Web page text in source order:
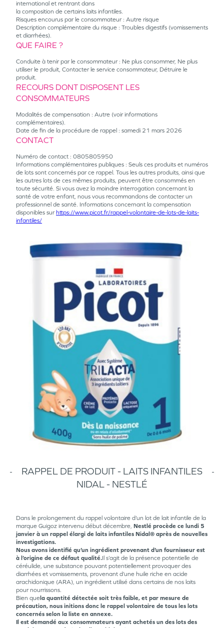
international et rentrant dans
la composition de certains laits infantiles.
Risques encourus par le consommateur : Autre risque
Description complémentaire du risque : Troubles digestifs (vomissements
et diarrhées).
QUE FAIRE ?
Conduite à tenir par le consommateur : Ne plus consommer, Ne plus
utiliser le produit, Contacter le service consommateur, Détruire le
produit.
RECOURS DONT DISPOSENT LES
CONSOMMATEURS
Modalités de compensation : Autre (voir informations
complémentaires).
Date de fin de la procédure de rappel : samedi 21 mars 2026
CONTACT
Numéro de contact : 0805805950
Informations complémentaires publiques : Seuls ces produits et numéros
de lots sont concernés par ce rappel. Tous les autres produits, ainsi que
les autres lots de ces mêmes produits, peuvent être consommés en
toute sécurité. Si vous avez la moindre interrogation concernant la
santé de votre enfant, nous vous recommandons de contacter un
professionnel de santé. Informations concernant la compensation
disponibles sur https://www.picot.fr/rappel-volontaire-de-lots-de-laits-
infantiles/
RAPPEL DE PRODUIT - LAITS INFANTILES
NIDAL - NESTLÉ
Dans le prolongement du rappel volontaire d’un lot de lait infantile de la
marque Guigoz intervenu début décembre, Nestlé procède ce lundi 5
janvier à un rappel élargi de laits infantiles Nidal® après de nouvelles
investigations.
Nous avons identifié qu’un ingrédient provenant d’un fournisseur est
à l’origine de ce défaut qualité.Il s’agit de la présence potentielle de
céréulide, une substance pouvant potentiellement provoquer des
diarrhées et vomissements, provenant d’une huile riche en acide
arachidonique (ARA), un ingrédient utilisé dans certains de nos laits
pour nourrissons.
Bien que la quantité détectée soit très faible, et par mesure de
précaution, nous initions donc le rappel volontaire de tous les lots
concernés selon la liste en annexe.
Il est demandé aux consommateurs ayant achetés un des lots des